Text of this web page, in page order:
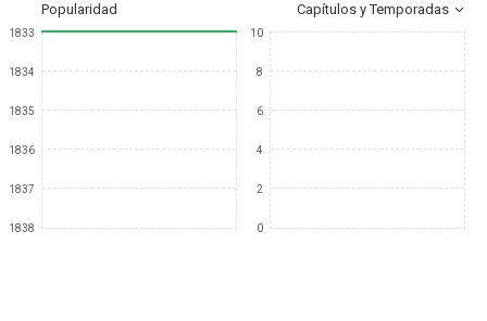
Popularidad Capítulos y Temporadas
1833
1834
1835
1836
1837
1838
10
8
6
4
2
0